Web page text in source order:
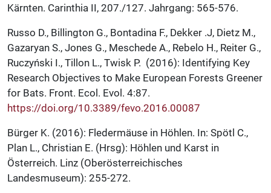
Kärnten. Carinthia II, 207./127. Jahrgang: 565-576.
Russo D., Billington G., Bontadina F., Dekker .J, Dietz M.,
Gazaryan S., Jones G., Meschede A., Rebelo H., Reiter G.,
Ruczyński I., Tillon L., Twisk P. (2016): Identifying Key
Research Objectives to Make European Forests Greener
for Bats. Front. Ecol. Evol. 4:87.
https://doi.org/10.3389/fevo.2016.00087
Bürger K. (2016): Fledermäuse in Höhlen. In: Spötl C.,
Plan L., Christian E. (Hrsg): Höhlen und Karst in
Österreich. Linz (Oberösterreichisches
Landesmuseum): 255-272.